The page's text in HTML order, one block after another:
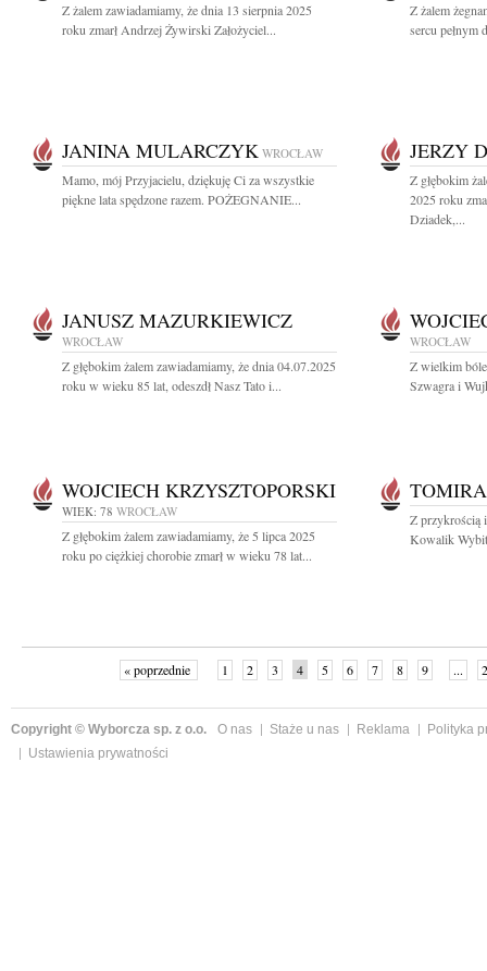
Z żalem zawiadamiamy, że dnia 13 sierpnia 2025
roku zmarł Andrzej Żywirski Założyciel...
Z żalem
sercu pełnym
JANINA MULARCZYK WROCŁAW
Mamo, mój Przyjacielu, dziękuję Ci za wszystkie
piękne lata spędzone razem. POŻEGNANIE...
JERZY
Z głębokim
2025 roku
Dziadek,...
JANUSZ MAZURKIEWICZ
WROCŁAW
Z głębokim żalem zawiadamiamy, że dnia 04.07.2025
roku w wieku 85 lat, odeszdł Nasz Tato i...
WROCŁAW
Z wielkim
Szwagra i
WOJCIECH KRZYSZTOPORSKI
WIEK: 78 WROCŁAW
Z głębokim żalem zawiadamiamy, że 5 lipca 2025
roku po ciężkiej chorobie zmarł w wieku 78 lat...
Z przykrością
Kowalik
« poprzednie 1 2 3 4 5 6 7 8 9 ...
Copyright © Wyborcza sp. z o.o. O nas Staże u nas Reklama
Polityka
Ustawienia prywatności